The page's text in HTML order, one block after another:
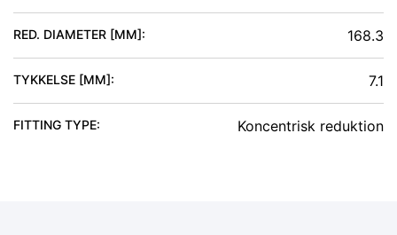
RED. DIAMETER [MM]: 168.3
TYKKELSE [MM]: 7.1
FITTING TYPE: Koncentrisk reduktion